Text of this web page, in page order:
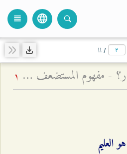
language
view_headline
/۱۱
هل غير الشيعة إلى النار؟ - مفهوم المستضعف في القرآن الكريم 1
هو العليم